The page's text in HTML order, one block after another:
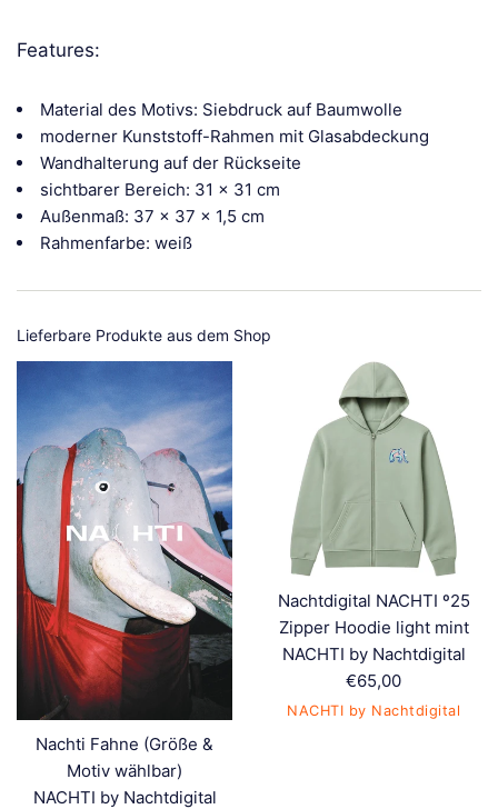
Features:
Material des Motivs: Siebdruck auf Baumwolle
moderner Kunststoff-Rahmen mit Glasabdeckung
Wandhalterung auf der Rückseite
sichtbarer Bereich: 31 x 31 cm
Außenmaß: 37 x 37 x 1,5 cm
Rahmenfarbe: weiß
Lieferbare Produkte aus dem Shop
Nachti Fahne (Größe &
Motiv wählbar)
NACHTI by Nachtdigital
Nachtdigital NACHTI º25
Zipper Hoodie light mint
NACHTI by Nachtdigital
Normaler
Preis
€65,00
NACHTI by Nachtdigital